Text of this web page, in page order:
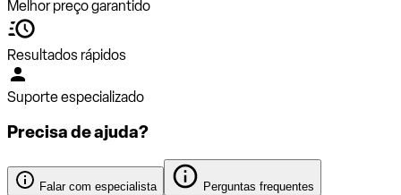
Melhor preço garantido
Resultados rápidos
Suporte especializado
Precisa de ajuda?
Falar com especialista Perguntas frequentes